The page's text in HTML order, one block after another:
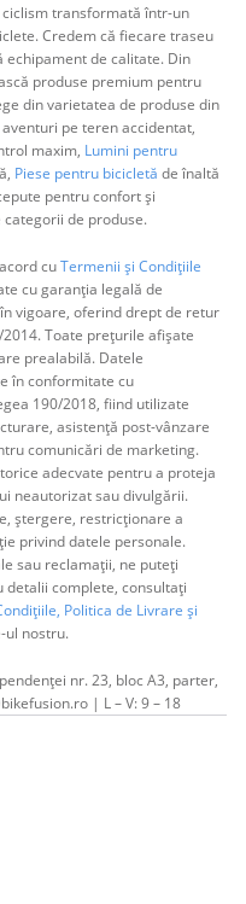
transformată într-un
Credem că fiecare traseu
de calitate. Din
produse premium pentru
din varietatea de produse din
pe teren accidentat,
maxim, Lumini pentru
Piese pentru bicicletă de înaltă
pentru confort și
de produse.
cuTermenii și Condițiile
cu garanția legală de
vigoare, oferind drept de retur
Toate prețurile afișate
prealabilă. Datele
în conformitate cu
190/2018, fiind utilizate
asistență post-vânzare
comunicări de marketing.
adecvate pentru a proteja
neautorizat sau divulgării.
ștergere, restricționare a
privind datele personale.
sau reclamații, ne puteți
detalii complete, consultați
Politica de Livrare și
ul nostru.
nr. 23, bloc A3, parter,
| L – V: 9 – 18